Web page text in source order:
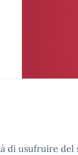
di usufruire del